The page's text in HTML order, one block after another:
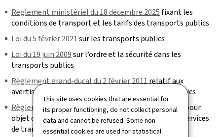
This site uses cookies that are essential for
its proper functioning, do not collect personal
data and cannot be refused. Some non-
essential cookies are used for statistical
Règlement ministériel du 18 décembre 2025 fixant les
conditions de transport et les tarifs des transports publics
Loi du 5 février 2021sur les transports publics
Loi du 19 juin 2009sur l’ordre et la sécurité dans les
transports publics
Règlement grand-ducal du 2 février 2011 relatif aux
avertissements taxés en matière de transports publics
Règlement grand-ducal du 3 septembre 1980ayant pour
objet de régler la police et d’assurer la sécurité des services
de transports réguliers